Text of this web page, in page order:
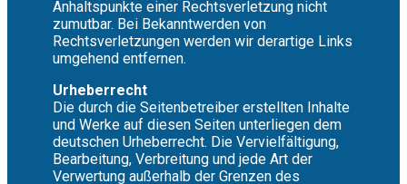
Anhaltspunkte einer Rechtsverletzung nicht
zumutbar. Bei Bekanntwerden von
Rechtsverletzungen werden wir derartige Links
umgehend entfernen.
Urheberrecht
Die durch die Seitenbetreiber erstellten Inhalte
und Werke auf diesen Seiten unterliegen dem
deutschen Urheberrecht. Die Vervielfältigung,
Bearbeitung, Verbreitung und jede Art der
Verwertung außerhalb der Grenzen des